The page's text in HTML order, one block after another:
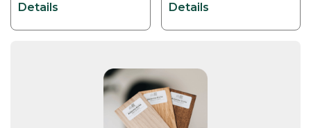
Details
Details